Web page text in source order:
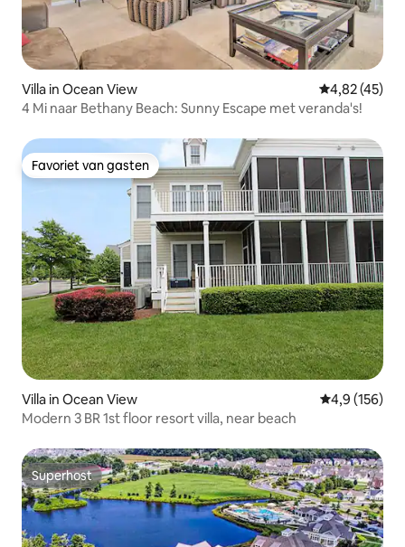
Villa in Ocean View Gemiddelde
4,82 (45)
4 Mi naar Bethany Beach: Sunny Escape met veranda's!
Favoriet van gasten
Favoriet van gasten
Villa in Ocean View Gemiddelde
4,9 (156)
Modern 3 BR 1st floor resort villa, near beach
Superhost
Superhost